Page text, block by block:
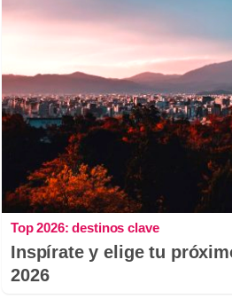
Top 2026: destinos clave
Inspírate y elige tu
2026